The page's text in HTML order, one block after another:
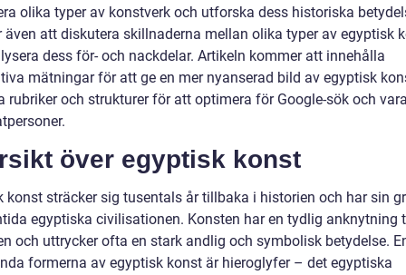
olika typer av konstverk och utforska dess historiska
även att diskutera skillnaderna mellan olika typer av egyptisk
dess för- och nackdelar. Artikeln kommer att innehålla
mätningar för att ge en mer nyanserad bild av egyptisk
rubriker och strukturer för att optimera för Google-sök och
över egyptisk konst
konst sträcker sig tusentals år tillbaka i historien och har sin
egyptiska civilisationen. Konsten har en tydlig anknytning
och uttrycker ofta en stark andlig och symbolisk betydelse.
formerna av egyptisk konst är hieroglyfer – det egyptiska